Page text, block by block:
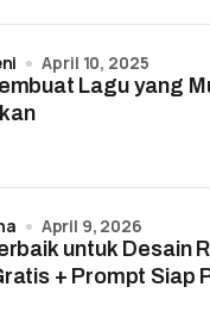
Lagu yang
April 10, 2025
untuk Desain
+ Prompt Siap
April 9, 2026